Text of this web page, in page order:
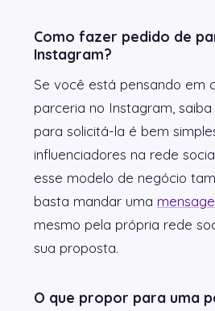
Como fazer pedido de
Instagram?
Se você está pensando em
parceria no Instagram,
para solicitá-la é bem
influenciadores na rede
esse modelo de negócio
basta mandar uma
mesmo pela própria rede
sua proposta.
O que propor para uma